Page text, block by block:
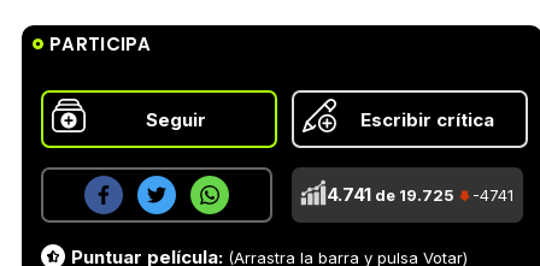
PARTICIPA
Seguir Escribir crítica
4.741 de 19.725 -4741
Puntuar película: (Arrastra la barra y pulsa Votar)